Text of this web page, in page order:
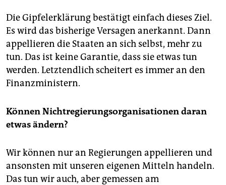
Die Gipfelerklärung bestätigt einfach dieses Ziel.
Es wird das bisherige Versagen anerkannt. Dann
appellieren die Staaten an sich selbst, mehr zu
tun. Das ist keine Garantie, dass sie etwas tun
werden. Letztendlich scheitert es immer an den
Finanzministern.
Können Nichtregierungsorganisationen daran
etwas ändern?
Wir können nur an Regierungen appellieren und
ansonsten mit unseren eigenen Mitteln handeln.
Das tun wir auch, aber gemessen am